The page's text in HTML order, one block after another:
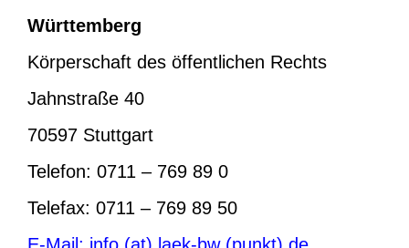
Württemberg
Körperschaft des öffentlichen Rechts
Jahnstraße 40
70597 Stuttgart
Telefon: 0711 – 769 89 0
Telefax: 0711 – 769 89 50